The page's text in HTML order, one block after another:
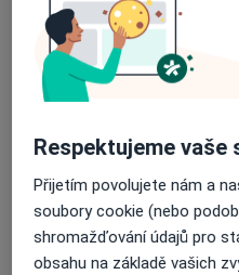
Dostupnost
Na této adrese online
Co mám v takové situaci
Na teto adrese lékař
Detaily
Respektujeme vaše
Přijetím povolujete nám a
soubory cookie (nebo
shromažďování údajů pro
obsahu na základě vašich